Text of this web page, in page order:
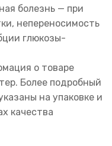
болезнь — при
непереносимость
глюкозы-
о товаре
Более подробный
на упаковке и
качества